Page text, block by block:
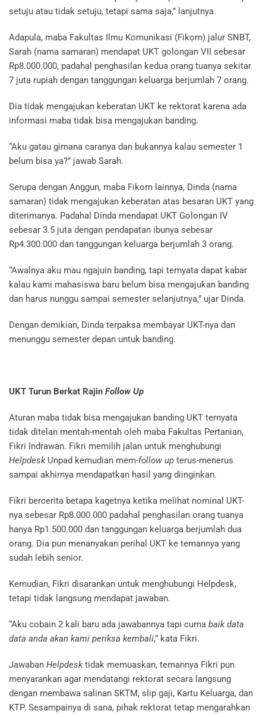
setuju atau tidak setuju, tetapi sama saja,” lanjutnya.
Adapula, maba Fakultas Ilmu Komunikasi (Fikom) jalur SNBT,
Sarah (nama samaran) mendapat UKT golongan VII sebesar
Rp8.000.000, padahal penghasilan kedua orang tuanya sekitar
7 juta rupiah dengan tanggungan keluarga berjumlah 7 orang.
Dia tidak mengajukan keberatan UKT ke rektorat karena ada
informasi maba tidak bisa mengajukan banding.
“Aku gatau gimana caranya dan bukannya kalau semester 1
belum bisa ya?” jawab Sarah.
Serupa dengan Anggun, maba Fikom lainnya, Dinda (nama
samaran) tidak mengajukan keberatan atas besaran UKT yang
diterimanya. Padahal Dinda mendapat UKT Golongan IV
sebesar 3.5 juta dengan pendapatan ibunya sebesar
Rp4.300.000 dan tanggungan keluarga berjumlah 3 orang.
“Awalnya aku mau ngajuin banding, tapi ternyata dapat kabar
kalau kami mahasiswa baru belum bisa mengajukan banding
dan harus nunggu sampai semester selanjutnya,” ujar Dinda.
Dengan demikian, Dinda terpaksa membayar UKT-nya dan
menunggu semester depan untuk banding.
UKT Turun Berkat Rajin Follow Up
Aturan maba tidak bisa mengajukan banding UKT ternyata
tidak ditelan mentah-mentah oleh maba Fakultas Pertanian,
Fikri Indrawan. Fikri memilih jalan untuk menghubungi
HelpdeskUnpad kemudian mem-follow up terus-menerus
sampai akhirnya mendapatkan hasil yang diinginkan.
Fikri bercerita betapa kagetnya ketika melihat nominal UKT-
nya sebesar Rp8.000.000 padahal penghasilan orang tuanya
hanya Rp1.500.000 dan tanggungan keluarga berjumlah dua
orang. Dia pun menanyakan perihal UKT ke temannya yang
sudah lebih senior.
Kemudian, Fikri disarankan untuk menghubungi Helpdesk,
tetapi tidak langsung mendapat jawaban.
“Aku cobain 2 kali baru ada jawabannya tapi cuma baik data
data anda akan kami periksa kembali,” kata Fikri.
Jawaban Helpdesktidak memuaskan, temannya Fikri pun
menyarankan agar mendatangi rektorat secara langsung
dengan membawa salinan SKTM, slip gaji, Kartu Keluarga, dan
KTP. Sesampainya di sana, pihak rektorat tetap mengarahkan